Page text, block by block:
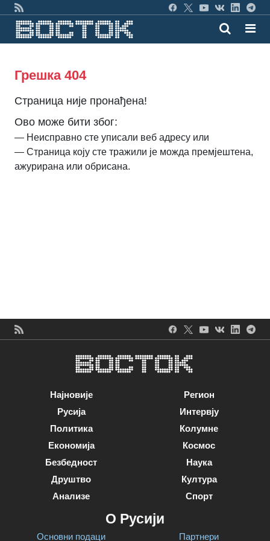
Грешка 404
Страница није пронађена!
Ово може бити због:
— Неисправно сте уписали веб адресу или
— Страница коју сте тражили је можда премјештена,
ажурирана или обрисана.
Најновије
Русија
Политика
Економија
Безбедност
Друштво
Анализе
Регион
Интервју
Колумне
Космос
Наука
Култура
Спорт
О Русији
Основни подаци Партнери